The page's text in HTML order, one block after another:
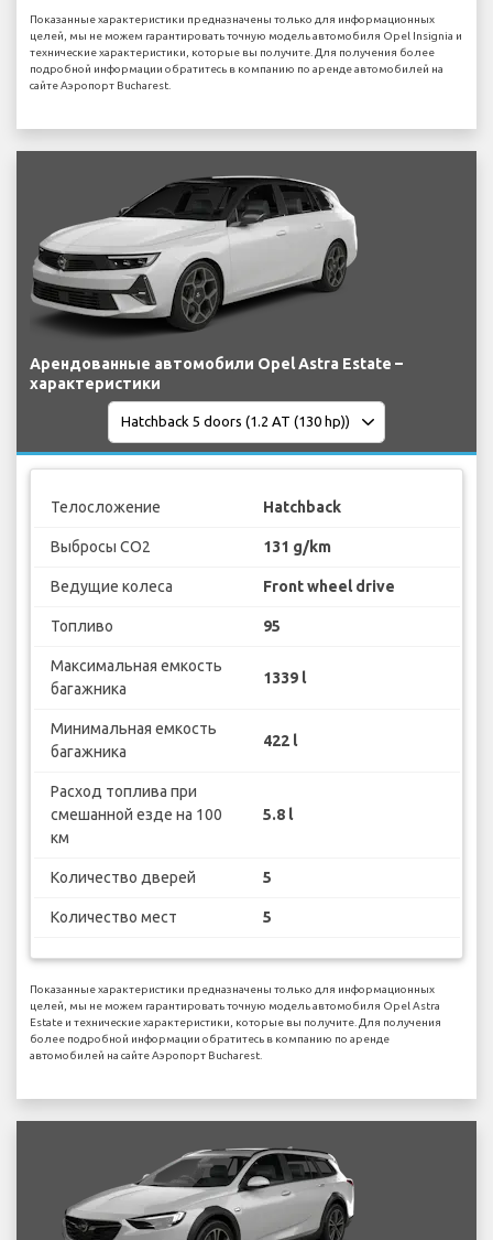
Показанные характеристики предназначены только для информационных
целей, мы не можем гарантировать точную модель автомобиля Opel Insignia и
технические характеристики, которые вы получите. Для получения более
подробной информации обратитесь в компанию по аренде автомобилей на
сайте Аэропорт Bucharest.
Арендованные автомобили Opel Astra Estate –
характеристики
Телосложение Hatchback
Выбросы CO2 131 g/km
Ведущие колеса Front wheel drive
Топливо 95
Максимальная емкость
багажника
1339 l
Минимальная емкость
багажника
422 l
Расход топлива при
смешанной езде на 100
км
5.8 l
Количество дверей 5
Количество мест 5
Показанные характеристики предназначены только для информационных
целей, мы не можем гарантировать точную модель автомобиля Opel Astra
Estate и технические характеристики, которые вы получите. Для получения
более подробной информации обратитесь в компанию по аренде
автомобилей на сайте Аэропорт Bucharest.